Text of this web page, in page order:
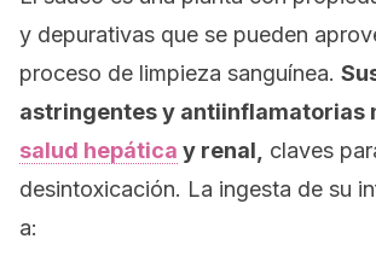
y depurativas que se pueden
proceso de limpieza sanguínea.
astringentes y antiinflamatorias
salud hepática y renal,
claves
desintoxicación. La ingesta de su
a: